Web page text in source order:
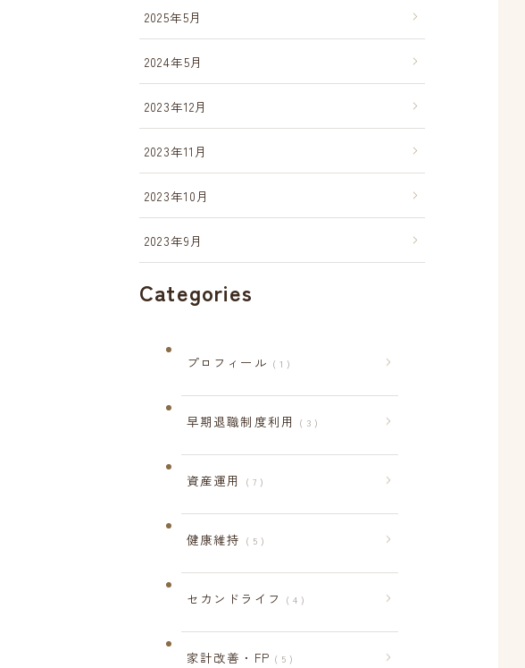
2025年5月
2024年5月
2023年12月
2023年11月
2023年10月
2023年9月
Categories
プロフィール 1
早期退職制度利用 3
資産運用 7
健康維持 5
セカンドライフ 4
家計改善・FP 5